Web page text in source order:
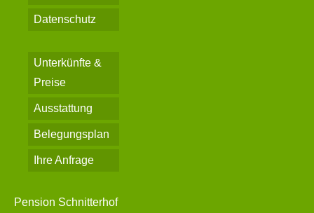
Datenschutz
Unterkünfte &
Preise
Ausstattung
Belegungsplan
Ihre Anfrage
Pension Schnitterhof